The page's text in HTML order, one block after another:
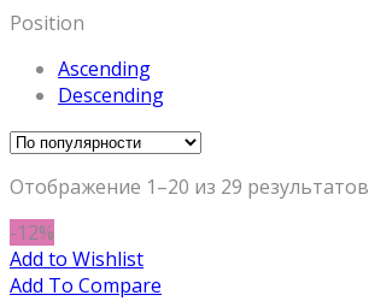
Position
Ascending
Descending
Отображение 1–20 из 29 результатов
-12%
Add to Wishlist
Add To Compare